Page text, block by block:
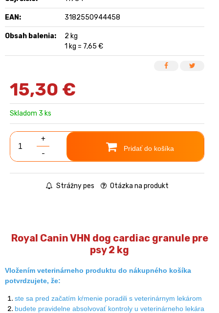
EAN: 3182550944458
Obsah balenia:
2 kg
1 kg = 7,65 €
15,30 €
Skladom 3 ks
+
-
Pridať do košíka
Strážny pes Otázka na produkt
Royal Canin VHN dog cardiac granule pre
psy 2 kg
Vložením veterinárneho produktu do nákupného košíka
potvrdzujete, že:
ste sa pred začatím kŕmenie poradili s veterinárnym lekárom
budete pravidelne absolvovať kontroly u veterinárneho lekára